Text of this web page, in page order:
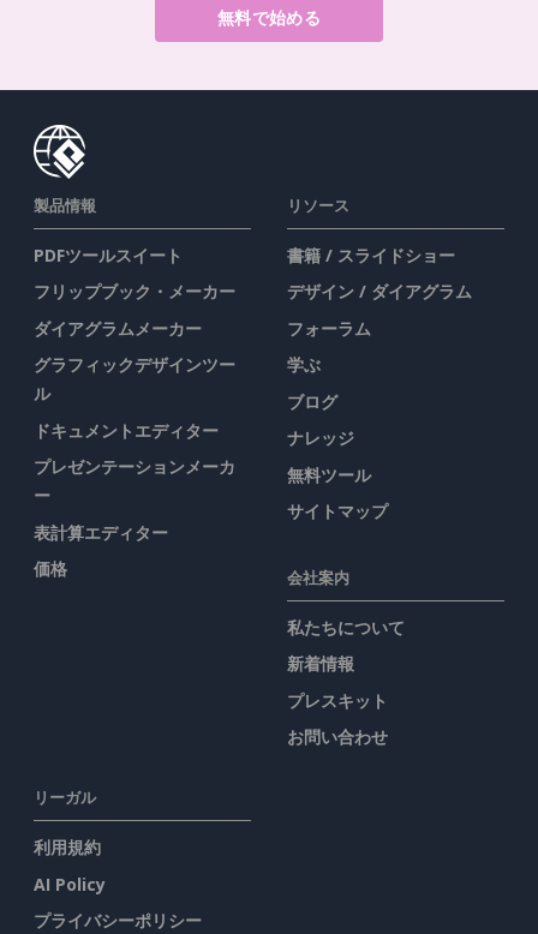
無料で始める
製品情報
PDFツールスイート
フリップブック・メーカー
ダイアグラムメーカー
グラフィックデザインツー
ル
ドキュメントエディター
プレゼンテーションメーカ
ー
表計算エディター
価格
リソース
書籍 / スライドショー
デザイン / ダイアグラム
フォーラム
学ぶ
ブログ
ナレッジ
無料ツール
サイトマップ
会社案内
私たちについて
新着情報
プレスキット
お問い合わせ
リーガル
利用規約
AI Policy
プライバシーポリシー